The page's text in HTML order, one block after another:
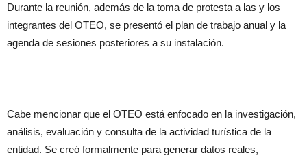
Durante la reunión, además de la toma de protesta a las y los
integrantes del OTEO, se presentó el plan de trabajo anual y la
agenda de sesiones posteriores a su instalación.
Cabe mencionar que el OTEO está enfocado en la investigación,
análisis, evaluación y consulta de la actividad turística de la
entidad. Se creó formalmente para generar datos reales,